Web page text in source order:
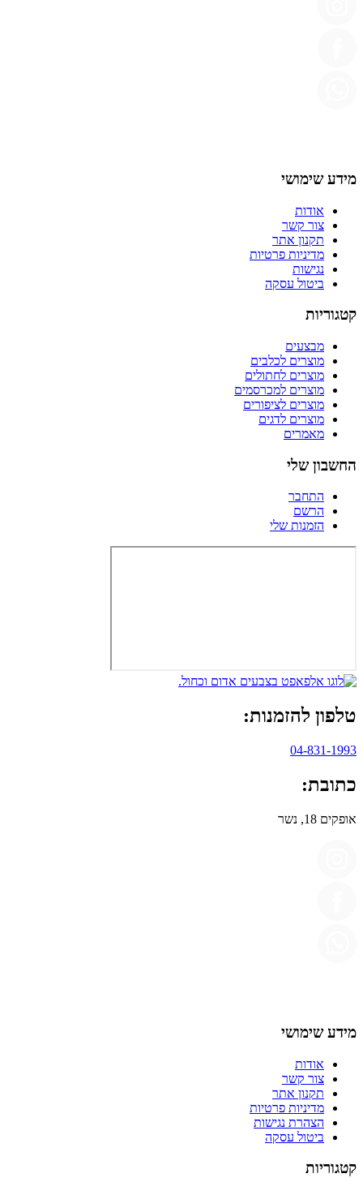
מידע שימושי
אודות
צור קשר
תקנון אתר
מדיניות פרטיות
נגישות
ביטול עסקה
קטגוריות
מבצעים
מוצרים לכלבים
מוצרים לחתולים
מוצרים למכרסמים
מוצרים לציפורים
מוצרים לדגים
מאמרים
החשבון שלי
התחבר
הרשם
הזמנות שלי
טלפון להזמנות:
04-831-1993
כתובת:
אופקים 18, נשר
מידע שימושי
אודות
צור קשר
תקנון אתר
מדיניות פרטיות
הצהרת נגישות
ביטול עסקה
קטגוריות